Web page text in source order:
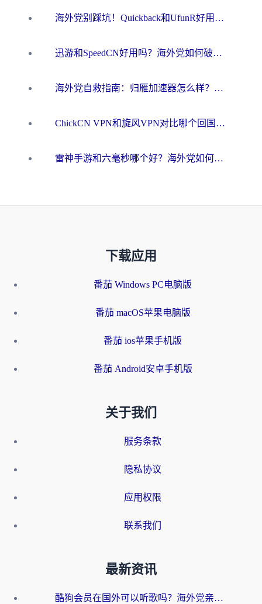
海外党别踩坑！Quickback和UfunR好用吗？选对回国加速器才能无缝刷国内资源
迅游和SpeedCN好用吗？海外党如何破解那道看不见的墙
海外党自救指南：归雁加速器怎么样？教你避开坑实现国内资源无缝访问
ChickCN VPN和旋风VPN对比哪个回国效果更好？海外用户的选择困境与出路
雷神手游和六毫秒哪个好？海外党如何真正解锁国内资源
下载应用
番茄 Windows PC电脑版
番茄 macOS苹果电脑版
番茄 ios苹果手机版
番茄 Android安卓手机版
关于我们
服务条款
隐私协议
应用权限
联系我们
最新资讯
酷狗会员在国外可以听歌吗？海外党亲测有效：3步解决音乐权限难题